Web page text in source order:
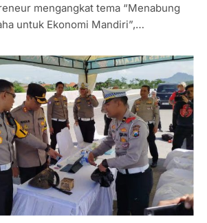
mengangkat tema “Menabung
untuk Ekonomi Mandiri”,…